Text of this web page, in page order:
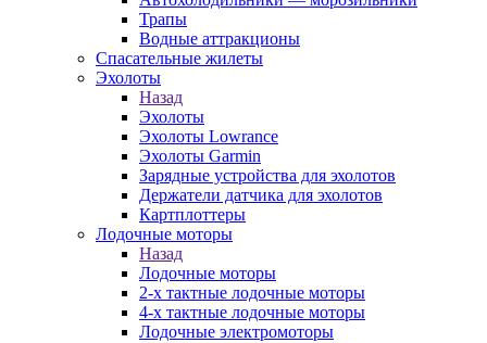
Трапы
Водные аттракционы
Спасательные жилеты
Эхолоты
Назад
Эхолоты
Эхолоты Lowrance
Эхолоты Garmin
Зарядные устройства для эхолотов
Держатели датчика для эхолотов
Картплоттеры
Лодочные моторы
Назад
Лодочные моторы
2-х тактные лодочные моторы
4-х тактные лодочные моторы
Лодочные электромоторы